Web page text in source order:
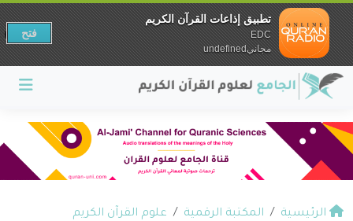
الرئيسية المكتبة الرقمية
علوم القرآن الكريم
تطبيق إذاعات القرآن الكريم
EDC
مجانيundefined
فتح